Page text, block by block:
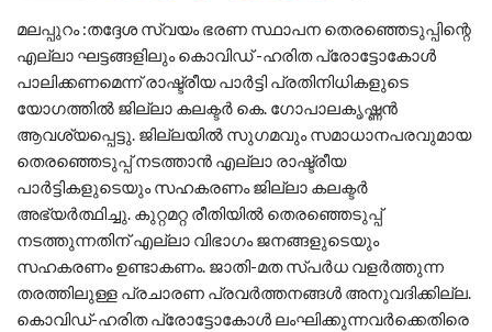
മലപ്പുറം :തദ്ദേശ സ്വയം ഭരണ സ്ഥാപന തെരഞ്ഞെടുപ്പിന്റെ
എല്ലാ ഘട്ടങ്ങളിലും കൊവിഡ് -ഹരിത പ്രോട്ടോകോള്‍
പാലിക്കണമെന്ന് രാഷ്ട്രീയ പാര്‍ട്ടി പ്രതിനിധികളുടെ
യോഗത്തില്‍ ജില്ലാ കലക്ടര്‍ കെ. ഗോപാലകൃഷ്ണന്‍
ആവശ്യപ്പെട്ടു. ജില്ലയില്‍ സുഗമവും സമാധാനപരവുമായ
തെരഞ്ഞെടുപ്പ് നടത്താന്‍ എല്ലാ രാഷ്ട്രീയ
പാര്‍ട്ടികളുടെയും സഹകരണം ജില്ലാ കലക്ടര്‍
അഭ്യര്‍ത്ഥിച്ചു. കുറ്റമറ്റ രീതിയില്‍ തെരഞ്ഞെടുപ്പ്
നടത്തുന്നതിന് എല്ലാ വിഭാഗം ജനങ്ങളുടെയും
സഹകരണം ഉണ്ടാകണം. ജാതി-മത സ്പര്‍ധ വളര്‍ത്തുന്ന
തരത്തിലുള്ള പ്രചാരണ പ്രവര്‍ത്തനങ്ങള്‍ അനുവദിക്കില്ല.
കൊവിഡ്-ഹരിത പ്രോട്ടോകോള്‍ ലംഘിക്കുന്നവര്‍ക്കെതിരെ